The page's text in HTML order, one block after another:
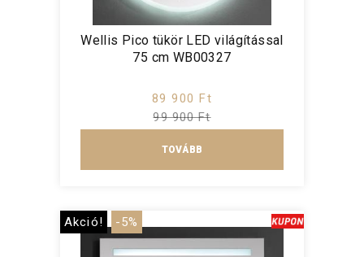
Wellis Pico tükör LED világítással
75 cm WB00327
89 900 Ft
99 900 Ft
TOVÁBB
Akció! -5%